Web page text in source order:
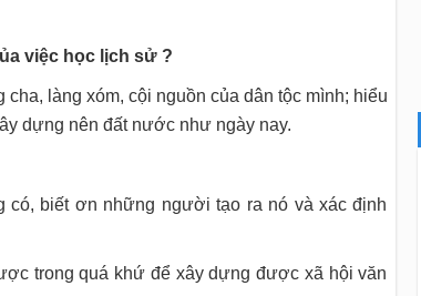
việc học lịch sử ?
làng xóm, cội nguồn của dân tộc mình; hiểu
dựng nên đất nước như ngày nay.
có, biết ơn những người tạo ra nó và xác định
trong quá khứ để xây dựng được xã hội văn